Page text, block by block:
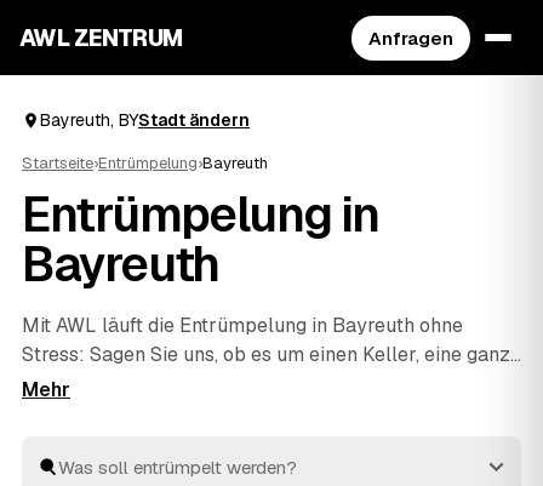
AWL ZENTRUM Anfragen
Bayreuth, BYStadt ändern
Startseite›Entrümpelung›Bayreuth
Entrümpelung in
Bayreuth
Mit AWL läuft die Entrümpelung in Bayreuth ohne
Stress: Sagen Sie uns, ob es um einen Keller, eine ganze
Wohnung, ein Haus oder eine Messie-Wohnung geht,
Nähe – von Bayreuth bisHofund
. So sparen